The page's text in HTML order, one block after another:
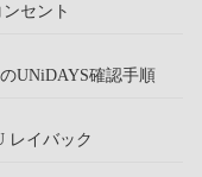
セント
UNiDAYS確認手順
レイバック